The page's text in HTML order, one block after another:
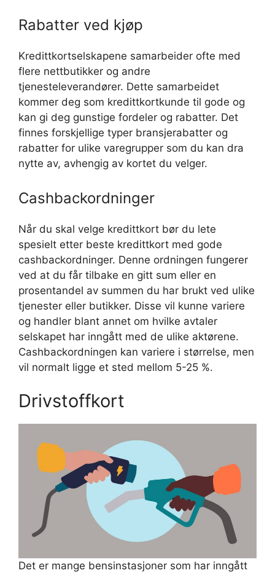
Rabatter ved kjøp
Kredittkortselskapene samarbeider ofte med
flere nettbutikker og andre
tjenesteleverandører. Dette samarbeidet
kommer deg som kredittkortkunde til gode og
kan gi deg gunstige fordeler og rabatter. Det
finnes forskjellige typer bransjerabatter og
rabatter for ulike varegrupper som du kan dra
nytte av, avhengig av kortet du velger.
Cashbackordninger
Når du skal velge kredittkort bør du lete
spesielt etter beste kredittkort med gode
cashbackordninger. Denne ordningen fungerer
ved at du får tilbake en gitt sum eller en
prosentandel av summen du har brukt ved ulike
tjenester eller butikker. Disse vil kunne variere
og handler blant annet om hvilke avtaler
selskapet har inngått med de ulike aktørene.
Cashbackordningen kan variere i størrelse, men
vil normalt ligge et sted mellom 5-25 %.
Drivstoffkort
Det er mange bensinstasjoner som har inngått